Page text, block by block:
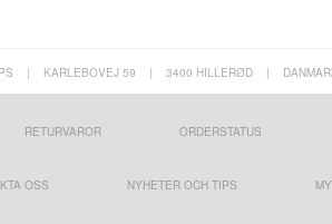
| KARLEBOVEJ 59 | 3400 HILLERØD |
RETURVAROR ORDERSTATUS
OSS NYHETER OCH TIPS